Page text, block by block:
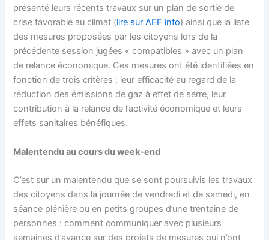
présenté leurs récents travaux sur un plan de sortie de
crise favorable au climat (lire sur AEF info) ainsi que la liste
des mesures proposées par les citoyens lors de la
précédente session jugées « compatibles » avec un plan
de relance économique. Ces mesures ont été identifiées en
fonction de trois critères : leur efficacité au regard de la
réduction des émissions de gaz à effet de serre, leur
contribution à la relance de l’activité économique et leurs
effets sanitaires bénéfiques.
Malentendu au cours du week-end
C’est sur un malentendu que se sont poursuivis les travaux
des citoyens dans la journée de vendredi et de samedi, en
séance plénière ou en petits groupes d’une trentaine de
personnes : comment communiquer avec plusieurs
semaines d’avance sur des projets de mesures qui n’ont